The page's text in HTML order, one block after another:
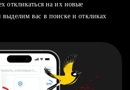
откликаться на их новые
вас в поиске и откликах